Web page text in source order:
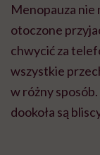
Menopauza nie
otoczone
chwycić za
wszystkie
w różny
dookoła są